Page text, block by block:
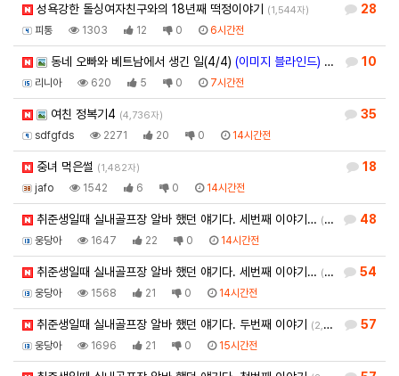
28
성욕강한 돌싱여자친구와의 18년째 떡정이야기 (1,544자)
피통 1303 12 0 6시간전
10
동네 오빠와 베트남에서 생긴 일(4/4) (이미지 블라인드) (3,613자)
리니아 620 5 0 7시간전
35
여친 정복기4 (4,736자)
sdfgfds 2271 20 0 14시간전
18
중녀 먹은썰 (1,482자)
jafo 1542 6 0 14시간전
48
취준생일때 실내골프장 알바 했던 얘기다. 세번째 이야기… (2,895자)
웅당아 1647 22 0 14시간전
54
취준생일때 실내골프장 알바 했던 얘기다. 세번째 이야기… (1,683자)
웅당아 1568 21 0 14시간전
57
취준생일때 실내골프장 알바 했던 얘기다. 두번째 이야기 (2,351자)
웅당아 1696 21 0 15시간전